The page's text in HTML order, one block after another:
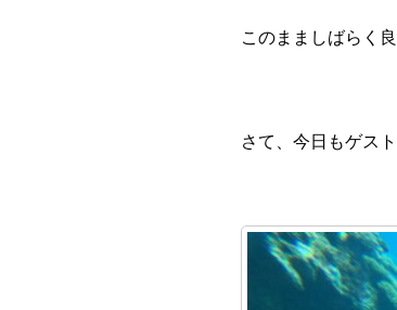
このまましばらく
さて、今日もゲス